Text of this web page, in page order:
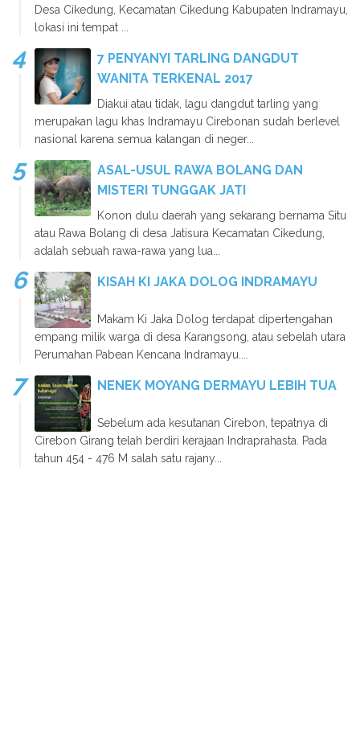
Desa Cikedung, Kecamatan Cikedung Kabupaten Indramayu,
lokasi ini tempat ...
7 PENYANYI TARLING DANGDUT
WANITA TERKENAL 2017
Diakui atau tidak, lagu dangdut tarling yang
merupakan lagu khas Indramayu Cirebonan sudah berlevel
nasional karena semua kalangan di neger...
ASAL-USUL RAWA BOLANG DAN
MISTERI TUNGGAK JATI
Konon dulu daerah yang sekarang bernama Situ
atau Rawa Bolang di desa Jatisura Kecamatan Cikedung,
adalah sebuah rawa-rawa yang lua...
KISAH KI JAKA DOLOG INDRAMAYU
Makam Ki Jaka Dolog terdapat dipertengahan
empang milik warga di desa Karangsong, atau sebelah utara
Perumahan Pabean Kencana Indramayu....
NENEK MOYANG DERMAYU LEBIH TUA
Sebelum ada kesutanan Cirebon, tepatnya di
Cirebon Girang telah berdiri kerajaan Indraprahasta. Pada
tahun 454 - 476 M salah satu rajany...